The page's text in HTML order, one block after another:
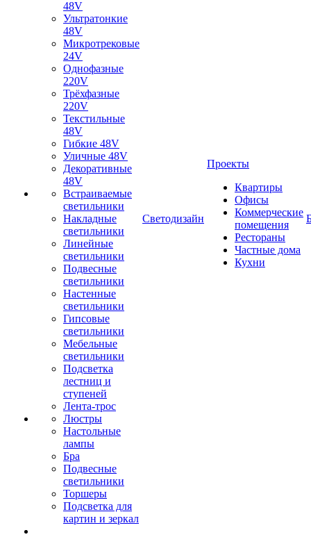
48V
Ультратонкие
48V
Микротрековые
24V
Однофазные
220V
Трёхфазные
220V
Текстильные
48V
Гибкие 48V
Уличные 48V
Декоративные
48V
Встраиваемые
светильники
Накладные
светильники
Линейные
светильники
Подвесные
светильники
Настенные
светильники
Гипсовые
светильники
Мебельные
светильники
Подсветка
лестниц и
ступеней
Лента-трос
Люстры
Настольные
лампы
Бра
Подвесные
светильники
Торшеры
Подсветка для
картин и зеркал
Светодизайн
Проекты
Квартиры
Офисы
Коммерческие
помещения
Рестораны
Частные дома
Кухни